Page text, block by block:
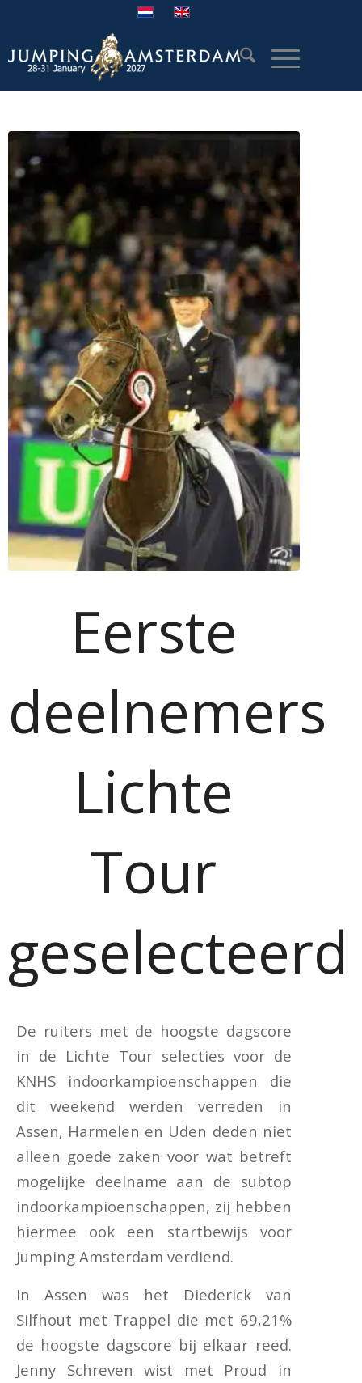
Eerste
deelnemers
Lichte
Tour
geselecteerd
De ruiters met de hoogste dagscore
in de Lichte Tour selecties voor de
KNHS indoorkampioenschappen die
dit weekend werden verreden in
Assen, Harmelen en Uden deden niet
alleen goede zaken voor wat betreft
mogelijke deelname aan de subtop
indoorkampioenschappen, zij hebben
hiermee ook een startbewijs voor
Jumping Amsterdam verdiend.
In Assen was het Diederick van
Silfhout met Trappel die met 69,21%
de hoogste dagscore bij elkaar reed.
Jenny Schreven wist met Proud in